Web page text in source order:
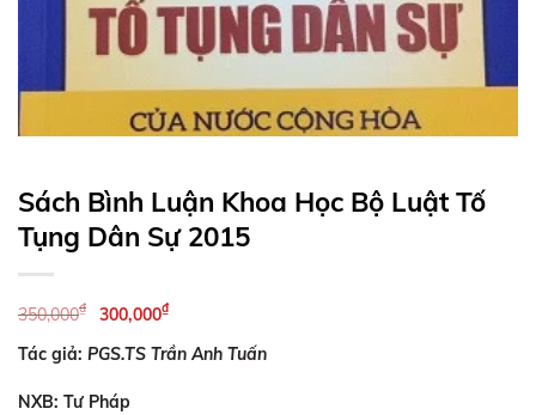
Sách Bình Luận Khoa Học Bộ Luật Tố
Tụng Dân Sự 2015
350,000₫
Giá
gốc
là:
350,000₫.
300,000₫Giá
hiện
tại
Tác giả: PGS.TS Trần Anh Tuấn
NXB: Tư Pháp